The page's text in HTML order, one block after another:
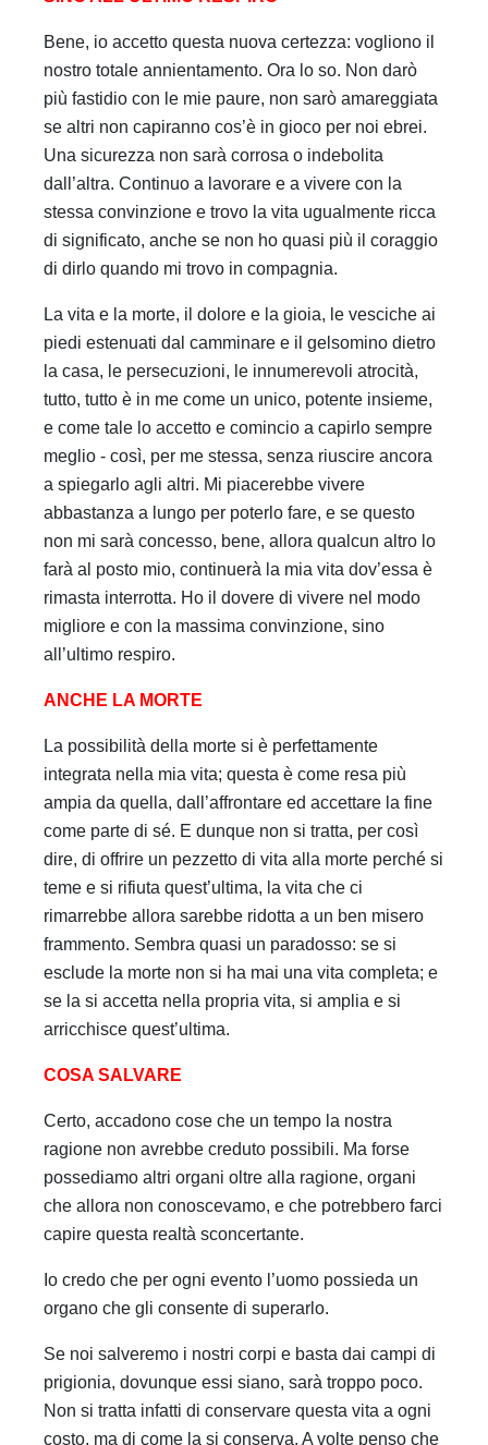
Bene, io accetto questa nuova certezza: vogliono il
nostro totale annientamento. Ora lo so. Non darò
più fastidio con le mie paure, non sarò amareggiata
se altri non capiranno cos’è in gioco per noi ebrei.
Una sicurezza non sarà corrosa o indebolita
dall’altra. Continuo a lavorare e a vivere con la
stessa convinzione e trovo la vita ugualmente ricca
di significato, anche se non ho quasi più il coraggio
di dirlo quando mi trovo in compagnia.
La vita e la morte, il dolore e la gioia, le vesciche ai
piedi estenuati dal camminare e il gelsomino dietro
la casa, le persecuzioni, le innumerevoli atrocità,
tutto, tutto è in me come un unico, potente insieme,
e come tale lo accetto e comincio a capirlo sempre
meglio - così, per me stessa, senza riuscire ancora
a spiegarlo agli altri. Mi piacerebbe vivere
abbastanza a lungo per poterlo fare, e se questo
non mi sarà concesso, bene, allora qualcun altro lo
farà al posto mio, continuerà la mia vita dov’essa è
rimasta interrotta. Ho il dovere di vivere nel modo
migliore e con la massima convinzione, sino
all’ultimo respiro.
ANCHE LA MORTE
La possibilità della morte si è perfettamente
integrata nella mia vita; questa è come resa più
ampia da quella, dall’affrontare ed accettare la fine
come parte di sé. E dunque non si tratta, per così
dire, di offrire un pezzetto di vita alla morte perché si
teme e si rifiuta quest’ultima, la vita che ci
rimarrebbe allora sarebbe ridotta a un ben misero
frammento. Sembra quasi un paradosso: se si
esclude la morte non si ha mai una vita completa; e
se la si accetta nella propria vita, si amplia e si
arricchisce quest’ultima.
COSA SALVARE
Certo, accadono cose che un tempo la nostra
ragione non avrebbe creduto possibili. Ma forse
possediamo altri organi oltre alla ragione, organi
che allora non conoscevamo, e che potrebbero farci
capire questa realtà sconcertante.
Io credo che per ogni evento l’uomo possieda un
organo che gli consente di superarlo.
Se noi salveremo i nostri corpi e basta dai campi di
prigionia, dovunque essi siano, sarà troppo poco.
Non si tratta infatti di conservare questa vita a ogni
costo, ma di come la si conserva. A volte penso che